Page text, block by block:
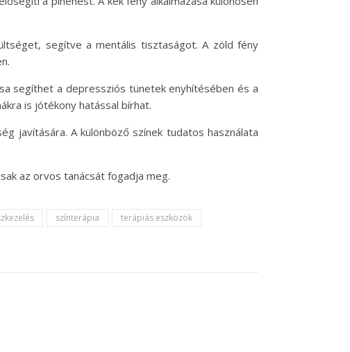
segítve a mentális tisztaságot. A zöld fény
segíthet a depressziós tünetek enyhítésében és a
is jótékony hatással bírhat.
javítására. A különböző színek tudatos használata
az orvos tanácsát fogadja meg.
színterápia
terápiás eszközök